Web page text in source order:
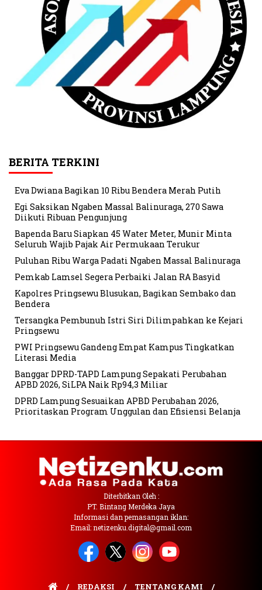
BERITA TERKINI
Eva Dwiana Bagikan 10 Ribu Bendera Merah Putih
Egi Saksikan Ngaben Massal Balinuraga, 270 Sawa
Diikuti Ribuan Pengunjung
Bapenda Baru Siapkan 45 Water Meter, Munir Minta
Seluruh Wajib Pajak Air Permukaan Terukur
Puluhan Ribu Warga Padati Ngaben Massal Balinuraga
Pemkab Lamsel Segera Perbaiki Jalan RA Basyid
Kapolres Pringsewu Blusukan, Bagikan Sembako dan
Bendera
Tersangka Pembunuh Istri Siri Dilimpahkan ke Kejari
Pringsewu
PWI Pringsewu Gandeng Empat Kampus Tingkatkan
Literasi Media
Banggar DPRD-TAPD Lampung Sepakati Perubahan
APBD 2026, SiLPA Naik Rp94,3 Miliar
DPRD Lampung Sesuaikan APBD Perubahan 2026,
Prioritaskan Program Unggulan dan Efisiensi Belanja
Diterbitkan Oleh :
PT. Bintang Merdeka Jaya
Informasi dan pemasangan iklan:
Email: netizenku.digital@gmail.com
REDAKSI TENTANG KAMI